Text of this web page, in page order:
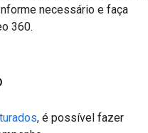
necessário e faça
360.
, é possível fazer